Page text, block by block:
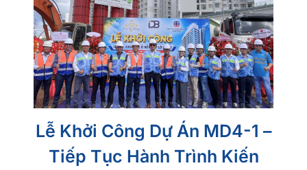
Lễ Khởi Công Dự Án MD4-1 –
Tiếp Tục Hành Trình Kiến